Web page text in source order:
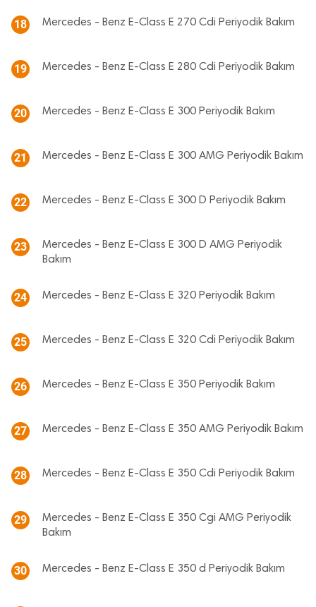
18 Mercedes - Benz E-Class E 270 Cdi Periyodik Bakım
19 Mercedes - Benz E-Class E 280 Cdi Periyodik Bakım
20 Mercedes - Benz E-Class E 300 Periyodik Bakım
21 Mercedes - Benz E-Class E 300 AMG Periyodik Bakım
22 Mercedes - Benz E-Class E 300 D Periyodik Bakım
23
Mercedes - Benz E-Class E 300 D AMG Periyodik
Bakım
24 Mercedes - Benz E-Class E 320 Periyodik Bakım
25 Mercedes - Benz E-Class E 320 Cdi Periyodik Bakım
26 Mercedes - Benz E-Class E 350 Periyodik Bakım
27 Mercedes - Benz E-Class E 350 AMG Periyodik Bakım
28 Mercedes - Benz E-Class E 350 Cdi Periyodik Bakım
29
Mercedes - Benz E-Class E 350 Cgi AMG Periyodik
Bakım
30 Mercedes - Benz E-Class E 350 d Periyodik Bakım